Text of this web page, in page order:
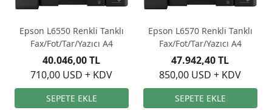
Epson L6550 Renkli Tanklı
Fax/Fot/Tar/Yazıcı A4
710,00 USD + KDV
40.046,00 TL
Epson L6570 Renkli Tanklı
Fax/Fot/Tar/Yazıcı A4
850,00 USD + KDV
47.942,40 TL